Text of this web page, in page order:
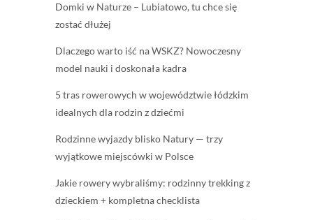
Domki w Naturze – Lubiatowo, tu chce się
zostać dłużej
Dlaczego warto iść na WSKZ? Nowoczesny
model nauki i doskonała kadra
5 tras rowerowych w województwie łódzkim
idealnych dla rodzin z dziećmi
Rodzinne wyjazdy blisko Natury — trzy
wyjątkowe miejscówki w Polsce
Jakie rowery wybraliśmy: rodzinny trekking z
dzieckiem + kompletna checklista